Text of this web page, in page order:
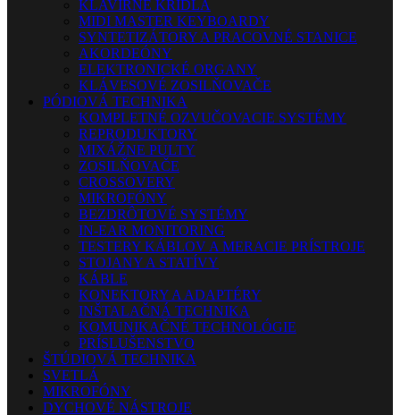
KLAVÍRNE KRÍDLA
MIDI MASTER KEYBOARDY
SYNTETIZÁTORY A PRACOVNÉ STANICE
AKORDEÓNY
ELEKTRONICKÉ ORGANY
KLÁVESOVÉ ZOSILŇOVAČE
PÓDIOVÁ TECHNIKA
KOMPLETNÉ OZVUČOVACIE SYSTÉMY
REPRODUKTORY
MIXÁŽNE PULTY
ZOSILŇOVAČE
CROSSOVERY
MIKROFÓNY
BEZDRÔTOVÉ SYSTÉMY
IN-EAR MONITORING
TESTERY KÁBLOV A MERACIE PRÍSTROJE
STOJANY A STATÍVY
KÁBLE
KONEKTORY A ADAPTÉRY
INŠTALAČNÁ TECHNIKA
KOMUNIKAČNÉ TECHNOLÓGIE
PRÍSLUŠENSTVO
ŠTÚDIOVÁ TECHNIKA
SVETLÁ
MIKROFÓNY
DYCHOVÉ NÁSTROJE